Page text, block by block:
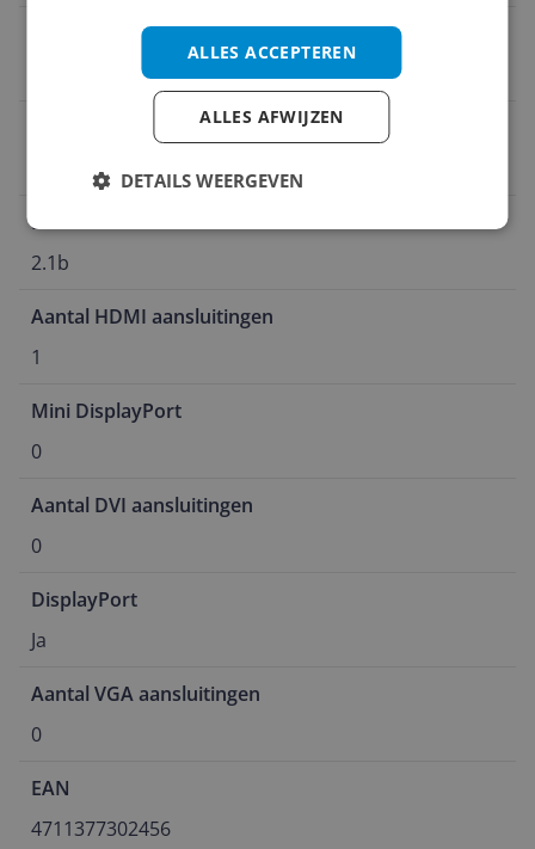
Aantal DVI poorten
Aantal DisplayPort aansluitingen
HDMI
2.1b
Aantal HDMI aansluitingen
1
Mini DisplayPort
0
Aantal DVI aansluitingen
0
DisplayPort
Ja
Aantal VGA aansluitingen
0
EAN
4711377302456
ALLES ACCEPTEREN
ALLES AFWIJZEN
DETAILS WEERGEVEN